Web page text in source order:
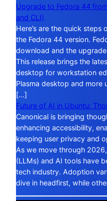
Upgrade to Fedora 44
and CLI)
Here’s are the quick
the Fedora 44 version.
download and the
This release brings the
desktop for workstation
Plasma desktop and
[…]
Future of AI in Ubuntu:
Canonical is bringing
enhancing accessibility,
keeping user privacy and
As we move through
(LLMs) and AI tools have
tech industry. Adoption
dive in headfirst, while